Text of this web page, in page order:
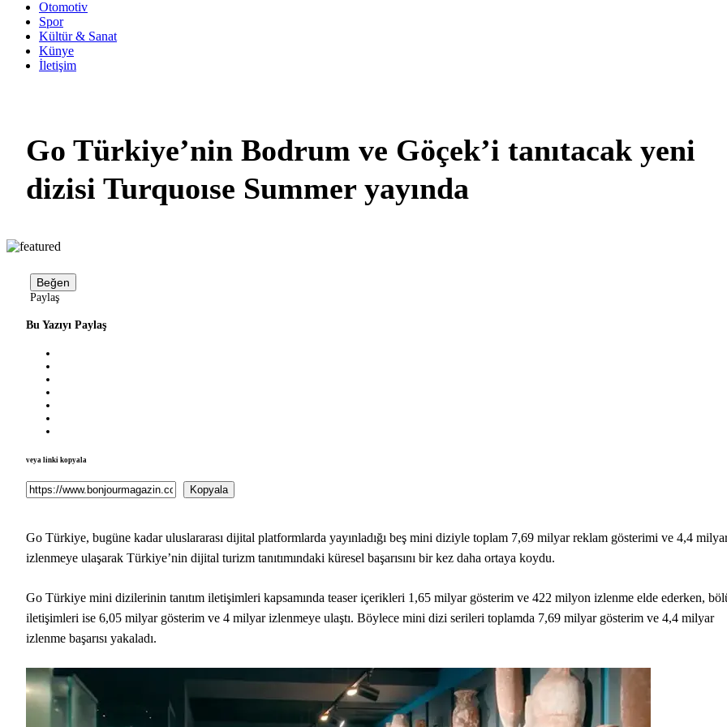
Otomotiv
Spor
Kültür & Sanat
Künye
İletişim
Go Türkiye’nin Bodrum ve Göçek’i tanıtacak yeni
dizisi Turquoıse Summer yayında
Beğen
Paylaş
Bu Yazıyı Paylaş
veya linki kopyala
Kopyala
Go Türkiye, bugüne kadar uluslararası dijital platformlarda yayınladığı beş mini diziyle toplam 7,69 milyar reklam gösterimi ve 4,4
izlenmeye ulaşarak Türkiye’nin dijital turizm tanıtımındaki küresel başarısını bir kez daha ortaya koydu.
Go Türkiye mini dizilerinin tanıtım iletişimleri kapsamında teaser içerikleri 1,65 milyar gösterim ve 422 milyon izlenme elde ederken,
iletişimleri ise 6,05 milyar gösterim ve 4 milyar izlenmeye ulaştı. Böylece mini dizi serileri toplamda 7,69 milyar gösterim ve 4,4 milyar
izlenme başarısı yakaladı.